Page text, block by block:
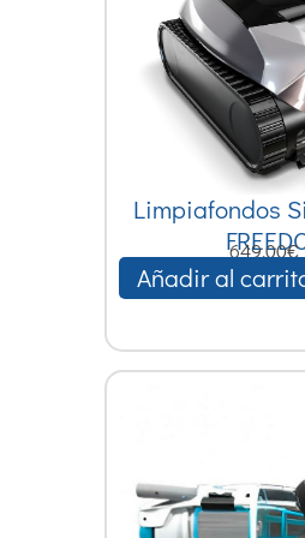
Limpiafondos
649,00€
Añadir al